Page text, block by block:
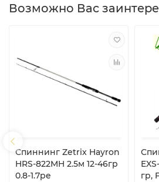
Возможно Вас
Спиннинг Zetrix Hayron
HRS-822MH 2.5м 12-46гр
0.8-1.7pe
гр,